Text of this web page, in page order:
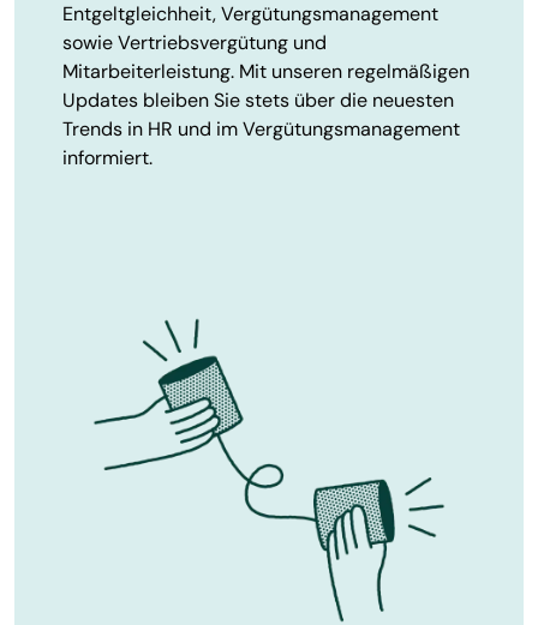
Entgeltgleichheit, Vergütungsmanagement
sowie Vertriebsvergütung und
Mitarbeiterleistung. Mit unseren regelmäßigen
Updates bleiben Sie stets über die neuesten
Trends in HR und im Vergütungsmanagement
informiert.